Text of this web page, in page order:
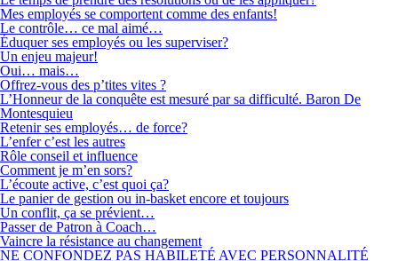
Mes employés se comportent comme des enfants!
Le contrôle… ce mal aimé…
Éduquer ses employés ou les superviser?
Un enjeu majeur!
Oui… mais…
Offrez-vous des p’tites vites ?
L’Honneur de la conquête est mesuré par sa difficulté. Baron De
Montesquieu
Retenir ses employés… de force?
L’enfer c’est les autres
Rôle conseil et influence
Comment je m’en sors?
L’écoute active, c’est quoi ça?
Le panier de gestion ou in-basket encore et toujours
Un conflit, ça se prévient…
Passer de Patron à Coach…
Vaincre la résistance au changement
NE CONFONDEZ PAS HABILETÉ AVEC PERSONNALITÉ